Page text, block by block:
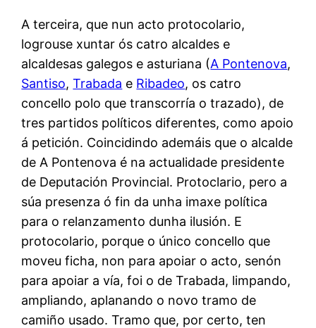
A terceira, que nun acto protocolario,
logrouse xuntar ós catro alcaldes e
alcaldesas galegos e asturiana (A Pontenova,
Santiso,Trabada e Ribadeo, os catro
concello polo que transcorría o trazado), de
tres partidos políticos diferentes, como apoio
á petición. Coincidindo ademáis que o alcalde
de A Pontenova é na actualidade presidente
de Deputación Provincial. Protoclario, pero a
súa presenza ó fin da unha imaxe política
para o relanzamento dunha ilusión. E
protocolario, porque o único concello que
moveu ficha, non para apoiar o acto, senón
para apoiar a vía, foi o de Trabada, limpando,
ampliando, aplanando o novo tramo de
camiño usado. Tramo que, por certo, ten